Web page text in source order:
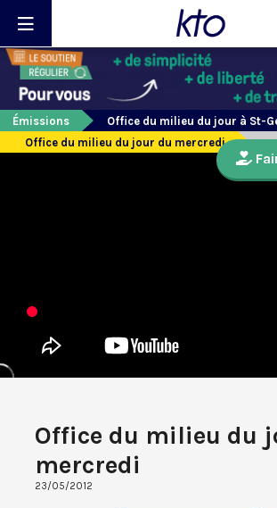
Émissions
Office du milieu du jour à St-
Office du milieu du jour du mercredi
Office du milieu du
mercredi
23/05/2012